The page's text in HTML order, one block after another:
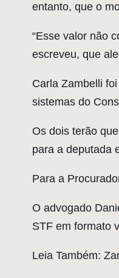
entanto, que o
“Esse valor não
escreveu, que
Carla Zambelli
sistemas do
Os dois terão
para a deputada
Para a
O advogado
STF em formato
Leia Também: